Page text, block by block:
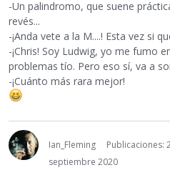
-Un palindromo, que suene
revés...
-¡Anda vete a la M....! Esta vez si
-¡Chris! Soy Ludwig, yo me fumo
problemas tío. Pero eso sí, va a
-¡Cuánto más rara mejor!
Ian_Fleming
Publicaciones:
septiembre 2020